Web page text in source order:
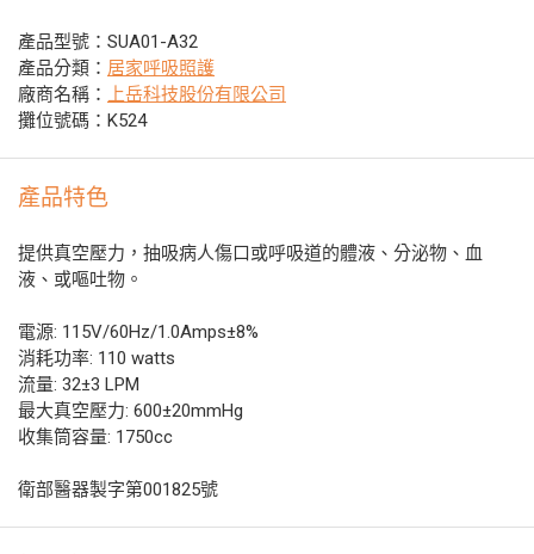
產品型號：SUA01-A32
產品分類： 居家呼吸照護
廠商名稱：
上岳科技股份有限公司
攤位號碼：K524
產品特色
提供真空壓力，抽吸病人傷口或呼吸道的體液、分泌物、血
液、或嘔吐物。
電源: 115V/60Hz/1.0Amps±8%
消耗功率: 110 watts
流量: 32±3 LPM
最大真空壓力: 600±20mmHg
收集筒容量: 1750cc
衛部醫器製字第001825號